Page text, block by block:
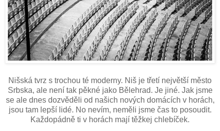
Nišská tvrz s trochou té moderny. Niš je třetí největší město
Srbska, ale není tak pěkné jako Bělehrad. Je jiné. Jak jsme
se ale dnes dozvěděli od našich nových domácích v horách,
jsou tam lepší lidé. No nevím, neměli jsme čas to posoudit.
Každopádně ti v horách mají těžkej chlebíček.